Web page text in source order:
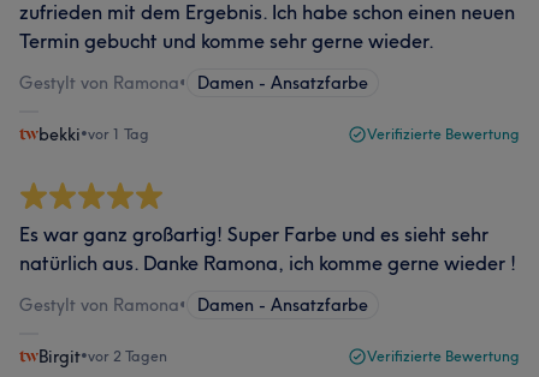
zufrieden mit dem Ergebnis. Ich habe schon einen neuen
Termin gebucht und komme sehr gerne wieder.
Gestylt von Ramona• Damen - Ansatzfarbe
bekki•vor 1 Tag Verifizierte Bewertung
Es war ganz großartig! Super Farbe und es sieht sehr
natürlich aus. Danke Ramona, ich komme gerne wieder !
Gestylt von Ramona• Damen - Ansatzfarbe
Birgit•vor 2 Tagen Verifizierte Bewertung